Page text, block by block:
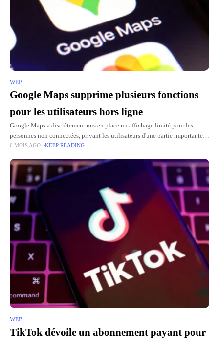
WEB
Google Maps supprime plusieurs fonctions
pour les utilisateurs hors ligne
Google Maps a discrètement mis en place un affichage limité pour les
personnes non connectées, privant les utilisateurs d'une partie importante
des informations disponibles sur la plateforme. Le changement a
6 MOIS AGO KEEP READING
WEB
TikTok dévoile un abonnement payant pour